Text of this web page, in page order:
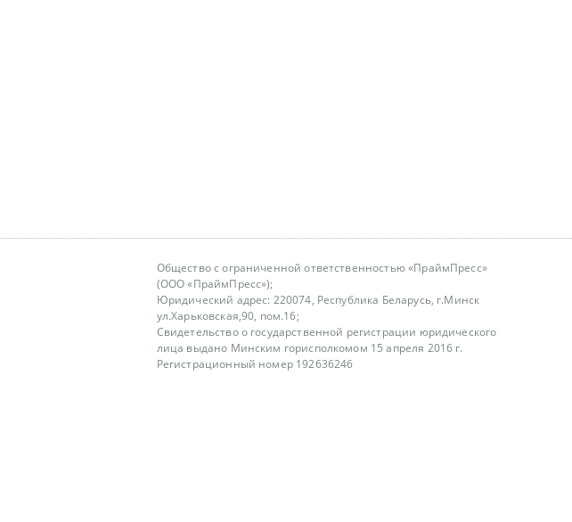
Общество с ограниченной ответственностью «ПраймПресс»
(ООО «ПраймПресс»);
Юридический адрес: 220074, Республика Беларусь, г.Минск
ул.Харьковская,90, пом.16;
Свидетельство о государственной регистрации юридического
лица выдано Минским горисполкомом 15 апреля 2016 г.
Регистрационный номер 192636246